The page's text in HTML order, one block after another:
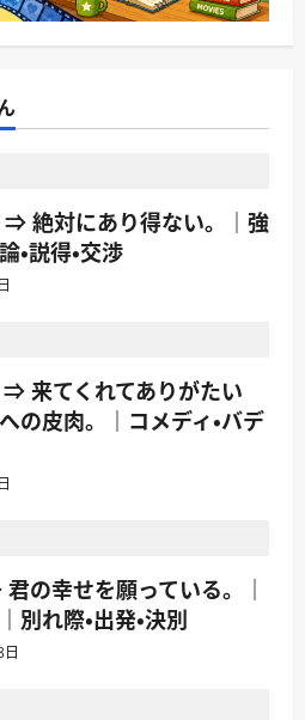
⇒ 絶対にあり得ない。｜強
説得・交渉
⇒ 来てくれてありがたい
の皮肉。｜コメディ・バデ
の幸せを願っている。｜
れ際・出発・決別